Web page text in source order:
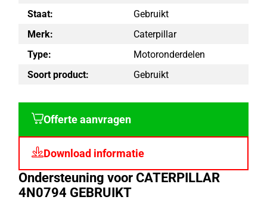
Staat:
Gebruikt
Merk:
Caterpillar
Type:
Motoronderdelen
Soort product:
Gebruikt
Offerte aanvragen
Download informatie
Ondersteuning voor CATERPILLAR
4N0794 GEBRUIKT